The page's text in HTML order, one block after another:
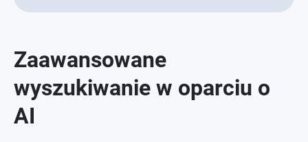
Zaawansowane
wyszukiwanie w oparciu o
AI